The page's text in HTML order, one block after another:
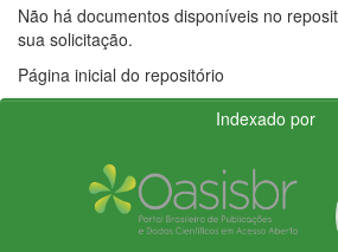
Não há documentos disponíveis no
sua solicitação.
Página inicial do repositório
Indexado por